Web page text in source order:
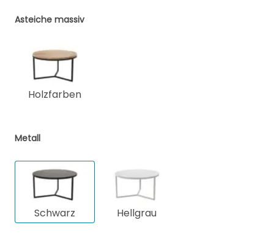
Asteiche massiv
Holzfarben
Metall
Schwarz Hellgrau